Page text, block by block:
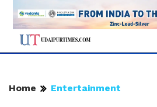
Home Entertainment